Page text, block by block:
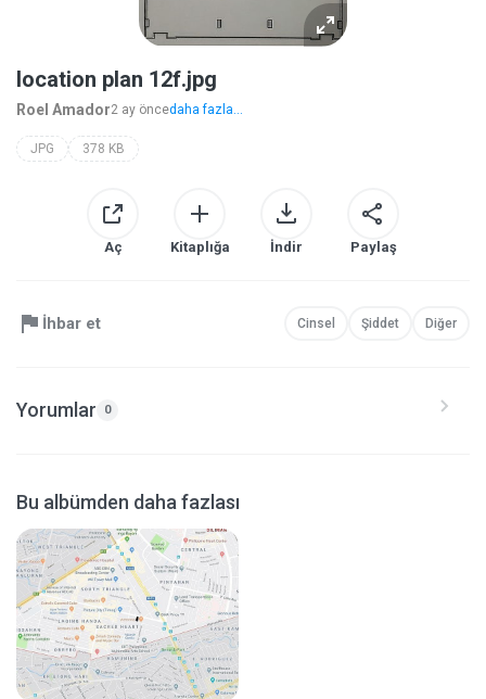
location plan 12f.jpg
Roel Amador2 ay öncedaha fazla...
JPG 378 KB
Aç Kitaplığa İndir Paylaş
İhbar et Cinsel Şiddet Diğer
Yorumlar 0
Bu albümden daha fazlası